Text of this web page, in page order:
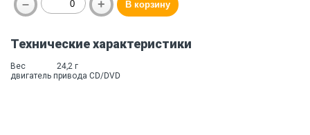
Технические характеристики
Вес
24,2 г
двигатель привода CD/DVD